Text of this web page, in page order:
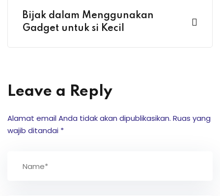
Bimbel yang Tepat
Bijak dalam Menggunakan
Gadget untuk si Kecil
Leave a Reply
Alamat email Anda tidak akan dipublikasikan. Ruas yang
wajib ditandai *